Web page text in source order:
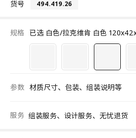
货号 494.419.26
规格 已选 白色/拉克维肯 白色
参数 材质尺寸、包装、组装说明等
服务 组装服务、设计服务、无忧退货